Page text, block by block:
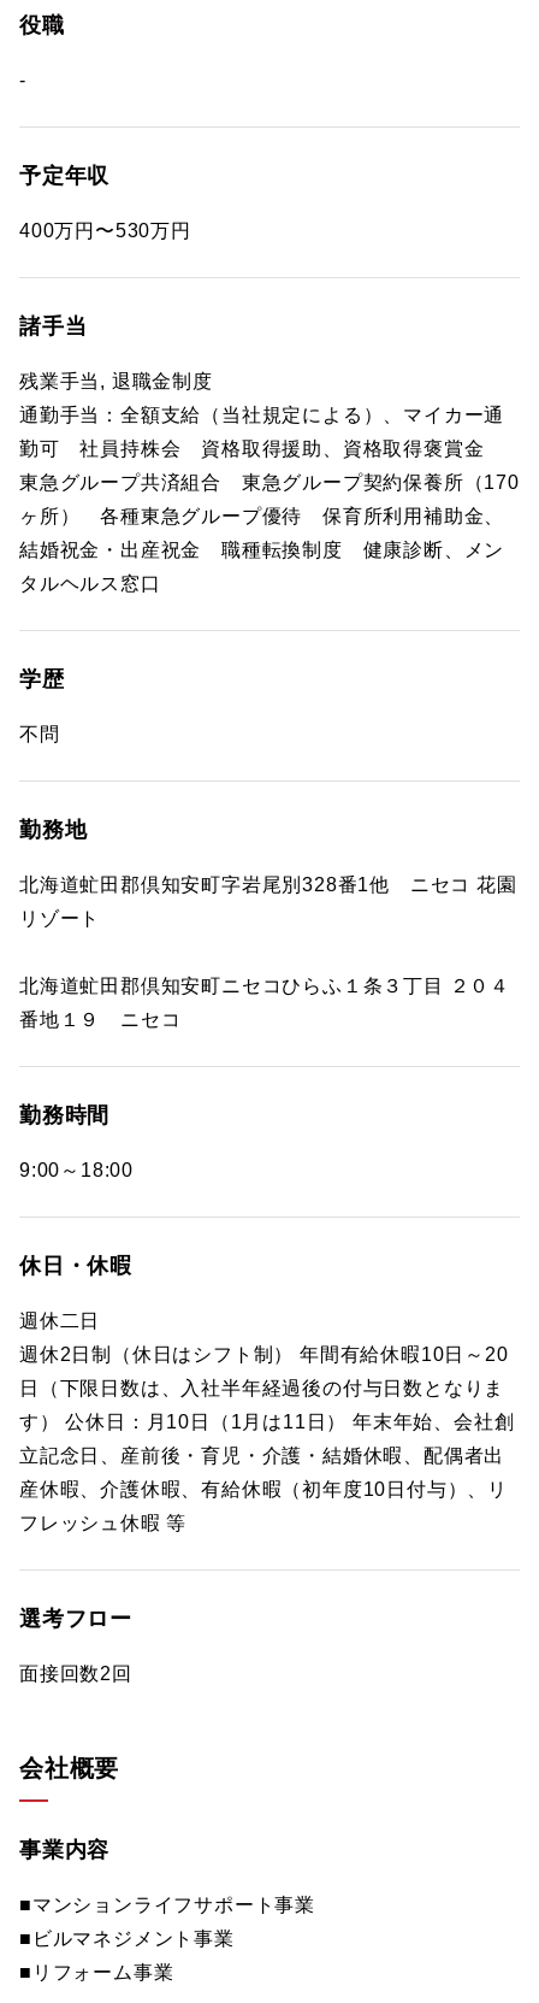
役職
-
予定年収
400万円〜530万円
諸手当
残業手当, 退職金制度
通勤手当：全額支給（当社規定による）、マイカー通
勤可 社員持株会 資格取得援助、資格取得褒賞金
東急グループ共済組合 東急グループ契約保養所（170
ヶ所） 各種東急グループ優待 保育所利用補助金、
結婚祝金・出産祝金 職種転換制度 健康診断、メン
タルヘルス窓口
学歴
不問
勤務地
北海道虻田郡倶知安町字岩尾別328番1他 ニセコ 花園
リゾート
北海道虻田郡倶知安町ニセコひらふ１条３丁目 ２０４
番地１９ ニセコ
勤務時間
9:00～18:00
休日・休暇
週休二日
週休2日制（休日はシフト制） 年間有給休暇10日～20
日（下限日数は、入社半年経過後の付与日数となりま
す） 公休日：月10日（1月は11日） 年末年始、会社創
立記念日、産前後・育児・介護・結婚休暇、配偶者出
産休暇、介護休暇、有給休暇（初年度10日付与）、リ
フレッシュ休暇 等
選考フロー
面接回数2回
会社概要
事業内容
■マンションライフサポート事業
■ビルマネジメント事業
■リフォーム事業